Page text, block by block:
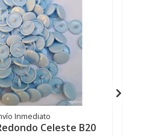
Inmediato
Celeste B20